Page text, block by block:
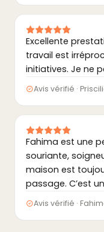
Excellente
travail est
initiatives. Je ne
Avis vérifié ·
Fahima est une
souriante,
maison est
passage. C’est
Avis vérifié ·